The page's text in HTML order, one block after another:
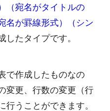
（宛名がタイトルの
名が罫線形式）（シン
したタイプです。
で作成したものなの
変更、行数の変更（行
うことができます。